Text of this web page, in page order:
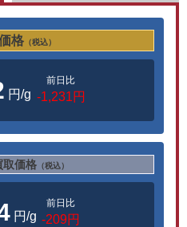
格 （税込）
円/g
前日比
-1,231円
取価格 （税込）
円/g
前日比
-209円